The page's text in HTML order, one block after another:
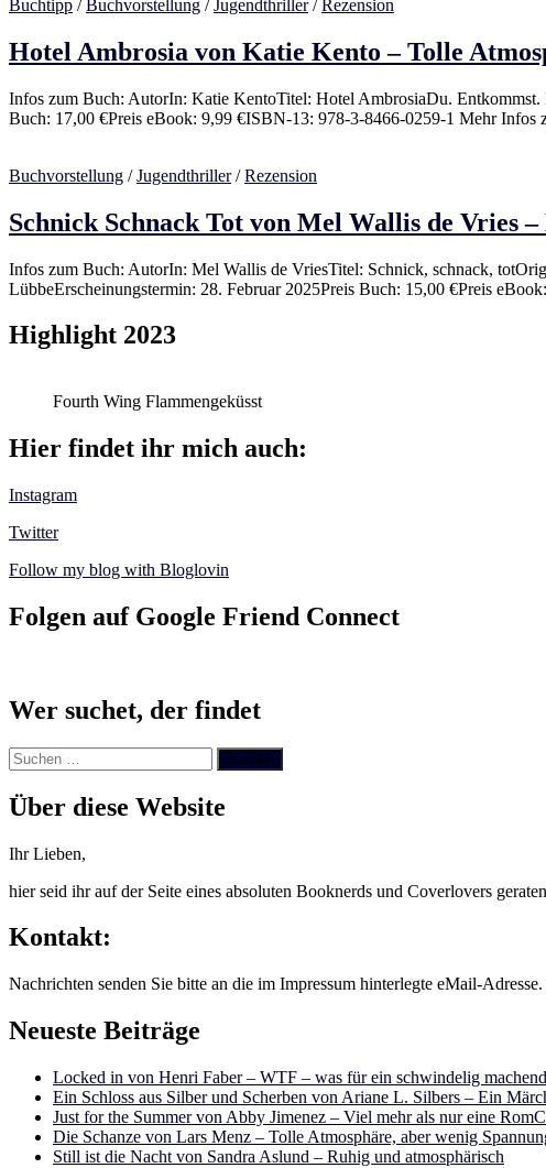
Buchtipp / Buchvorstellung / Jugendthriller/ Rezension
Hotel Ambrosia von Katie Kento – Tolle
Infos zum Buch: AutorIn: Katie KentoTitel: Hotel AmbrosiaDu. Entkommst.
Buch: 17,00 €Preis eBook: 9,99 €ISBN-13: ‎978-3-8466-0259-1 Mehr
Buchvorstellung /Jugendthriller/Rezension
Schnick Schnack Tot von Mel Wallis de Vries
Infos zum Buch: AutorIn: Mel Wallis de VriesTitel: Schnick, schnack,
LübbeErscheinungstermin: 28. Februar 2025Preis Buch: 15,00 €Preis
Highlight 2023
Fourth Wing Flammengeküsst
Hier findet ihr mich auch:
Instagram
Twitter
Follow my blog with Bloglovin
Folgen auf Google Friend Connect
Wer suchet, der findet
Suchen
nach:
Über diese Website
Ihr Lieben,
hier seid ihr auf der Seite eines absoluten Booknerds und Coverlovers
Kontakt:
Nachrichten senden Sie bitte an die im Impressum hinterlegte eMail-Adresse.
Neueste Beiträge
Locked in von Henri Faber – WTF – was für ein schwindelig
Ein Schloss aus Silber und Scherben von Ariane L. Silbers – Ein
Just for the Summer von Abby Jimenez – Viel mehr als nur eine
Die Schanze von Lars Menz – Tolle Atmosphäre, aber wenig
Still ist die Nacht von Sandra Aslund – Ruhig und atmosphärisch